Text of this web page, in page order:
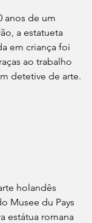
anos de um
a estatueta
em criança foi
ao trabalho
detetive de arte.
holandês
Musee du Pays
estátua romana